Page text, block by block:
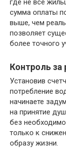
где не все
сумма оплаты
выше, чем
позволяет
более точного
Контроль
Установив
потребление
начинаете
на принятие
без
только к
образу жизни.